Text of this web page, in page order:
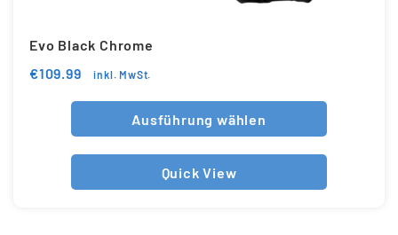
Evo Black Chrome
€109.99 inkl. MwSt.
Ausführung wählen
Quick View